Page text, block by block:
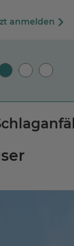
anmelden